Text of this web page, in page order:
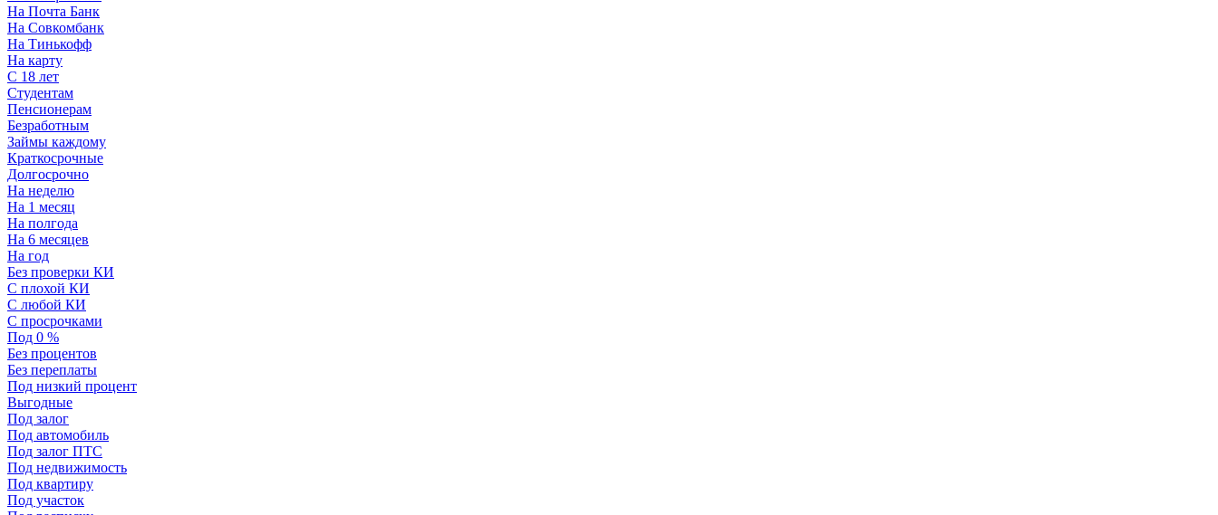
На Почта Банк
На Совкомбанк
На Тинькофф
На карту
С 18 лет
Студентам
Пенсионерам
Безработным
Займы каждому
Краткосрочные
Долгосрочно
На неделю
На 1 месяц
На полгода
На 6 месяцев
На год
Без проверки КИ
С плохой КИ
С любой КИ
С просрочками
Под 0 %
Без процентов
Без переплаты
Под низкий процент
Выгодные
Под залог
Под автомобиль
Под залог ПТС
Под недвижимость
Под квартиру
Под участок